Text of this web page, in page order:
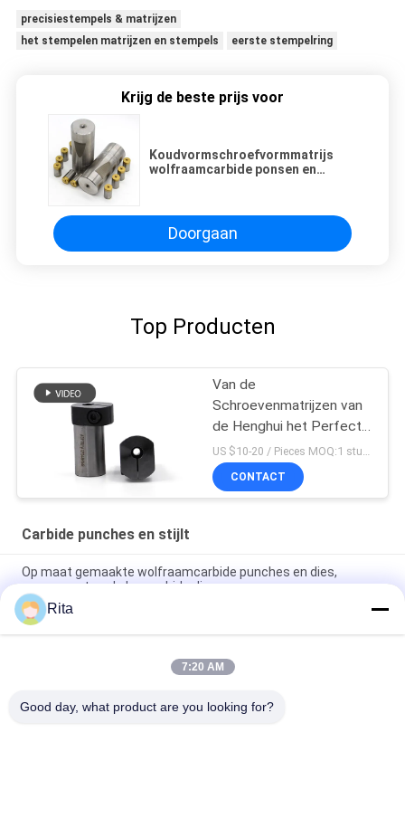
precisiestempels & matrijzen
het stempelen matrijzen en stempels
eerste stempelring
Krijg de beste prijs voor
Koudvormschroefvormmatrijs
wolfraamcarbide ponsen en
Doorgaan
Top Producten
Van de
Schroevenmatrijzen van
de Henghui het Perfecte
Precisie van de de
Kopbalstempel Geval van
de het Geval Tweede
CONTACT
Carbide punches en stijlt
Op maat gemaakte wolfraamcarbide punches en dies,
gesegmenteerde hexcarbide dies.
Gesegmenteerde hexcarbide punches en dies met YG20C
VA80 CD-750 H13 materiaal
Koudvormschroefvormmatrijs wolfraamcarbide ponsen en
Rita
7:20 AM
Good day, what product are you looking for?